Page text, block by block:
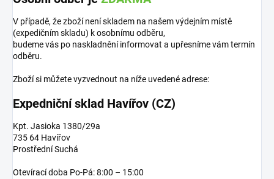
V případě, že zboží není skladem na našem výdejním místě
(expedičním skladu) k osobnímu odběru,
budeme vás po naskladnění informovat a upřesníme vám termín
odběru.
Zboží si můžete vyzvednout na níže uvedené adrese:
Expedniční sklad Havířov (CZ)
Kpt. Jasioka 1380/29a
735 64 Havířov
Prostřední Suchá
Otevírací doba Po-Pá: 8:00 – 15:00